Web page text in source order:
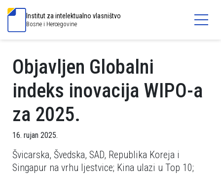
Institut za intelektualno vlasništvo
Bosne i Hercegovine
Objavljen Globalni
indeks inovacija WIPO-a
za 2025.
16. rujan 2025.
Švicarska, Švedska, SAD, Republika Koreja i
Singapur na vrhu ljestvice; Kina ulazi u Top 10;